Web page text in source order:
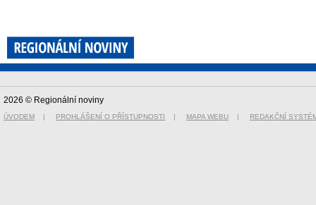
2026 © Regionální noviny
ÚVODEM | PROHLÁŠENÍ O PŘÍSTUPNOSTI | MAPA WEBU | REDAKČNÍ